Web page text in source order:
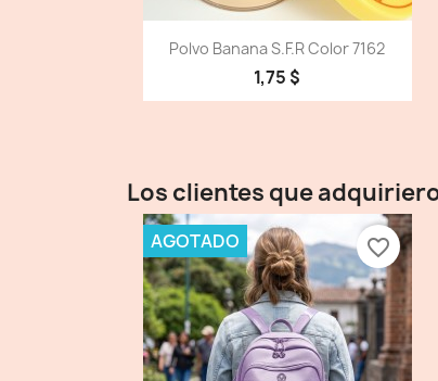
Vista detallada
Polvo Banana S.f.r Color 7162
1,75 $
Los clientes que
AGOTADO favorite_border